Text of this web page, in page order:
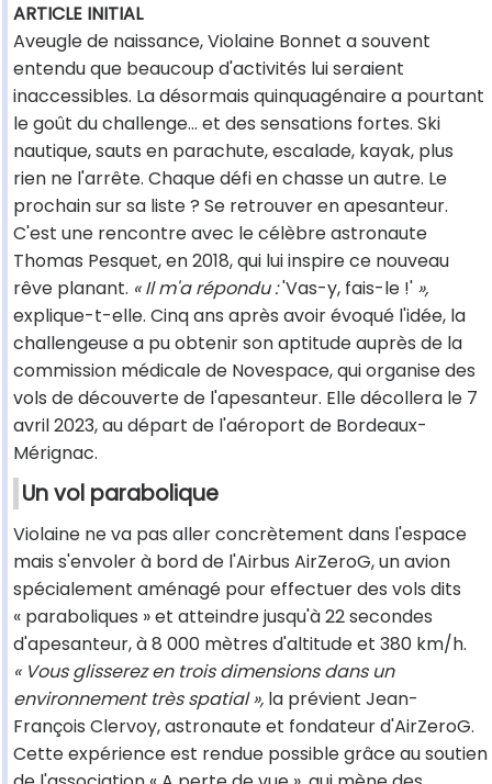
ARTICLE INITIAL
Aveugle de naissance, Violaine Bonnet a souvent
entendu que beaucoup d'activités lui seraient
inaccessibles. La désormais quinquagénaire a pourtant
le goût du challenge… et des sensations fortes. Ski
nautique, sauts en parachute, escalade, kayak, plus
rien ne l'arrête. Chaque défi en chasse un autre. Le
prochain sur sa liste ? Se retrouver en apesanteur.
C'est une rencontre avec le célèbre astronaute
Thomas Pesquet, en 2018, qui lui inspire ce nouveau
rêve planant. « Il m'a répondu :'Vas-y, fais-le !' »,
explique-t-elle. Cinq ans après avoir évoqué l'idée, la
challengeuse a pu obtenir son aptitude auprès de la
commission médicale de Novespace, qui organise des
vols de découverte de l'apesanteur. Elle décollera le 7
avril 2023, au départ de l'aéroport de Bordeaux-
Mérignac.
Un vol parabolique
Violaine ne va pas aller concrètement dans l'espace
mais s'envoler à bord de l'Airbus AirZeroG, un avion
spécialement aménagé pour effectuer des vols dits
« paraboliques » et atteindre jusqu'à 22 secondes
d'apesanteur, à 8 000 mètres d'altitude et 380 km/h.
« Vous glisserez en trois dimensions dans un
environnement très spatial », la prévient Jean-
François Clervoy, astronaute et fondateur d'AirZeroG.
Cette expérience est rendue possible grâce au soutien